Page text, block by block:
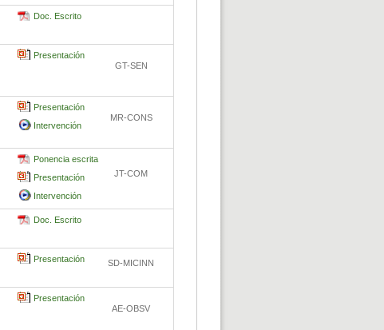
Doc. Escrito
Presentación
GT-SEN
Presentación
Intervención
MR-CONS
Ponencia escrita
Presentación
Intervención
JT-COM
Doc. Escrito
Presentación SD-MICINN
Presentación
AE-OBSV